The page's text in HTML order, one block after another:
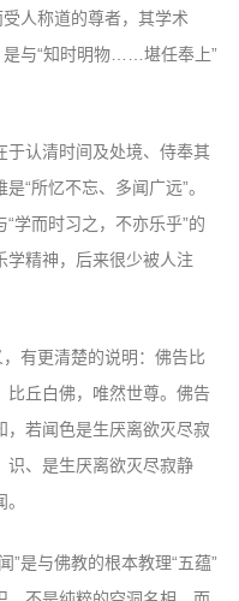
人称道的尊者，其学术
是与“知时明物……堪任奉上”
于认清时间及处境、侍奉其
“所忆不忘、多闻广远”。
学而时习之，不亦乐乎”的
学精神，后来很少被人注
，有更清楚的说明：佛告比
比丘白佛，唯然世尊。佛告
，若闻色是生厌离欲灭尽寂
识、是生厌离欲灭尽寂静
”是与佛教的根本教理“五蕴”